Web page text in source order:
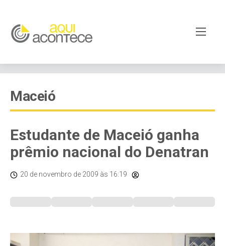
Maceió
Estudante de Maceió ganha
prêmio nacional do Denatran
20 de novembro de 2009 às 16:19